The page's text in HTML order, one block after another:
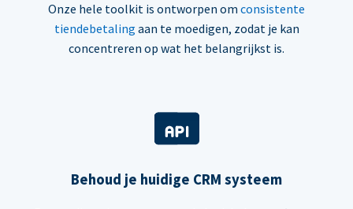
Onze hele toolkit is ontworpen om consistente
tiendebetaling aan te moedigen, zodat je kan
concentreren op wat het belangrijkst is.
Behoud je huidige CRM systeem